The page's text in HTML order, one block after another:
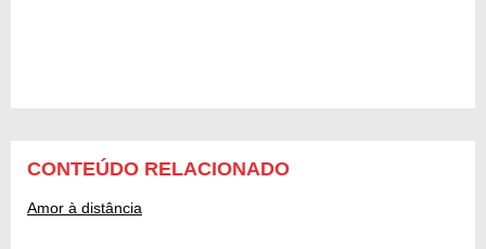
CONTEÚDO RELACIONADO
Amor à distância